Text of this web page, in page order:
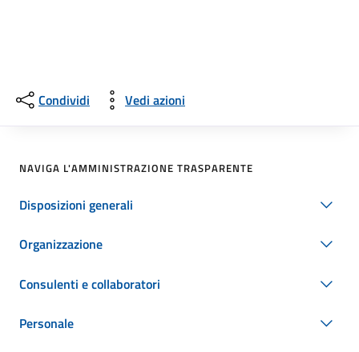
Condividi Vedi azioni
NAVIGA L'AMMINISTRAZIONE TRASPARENTE
Disposizioni generali
Organizzazione
Consulenti e collaboratori
Personale